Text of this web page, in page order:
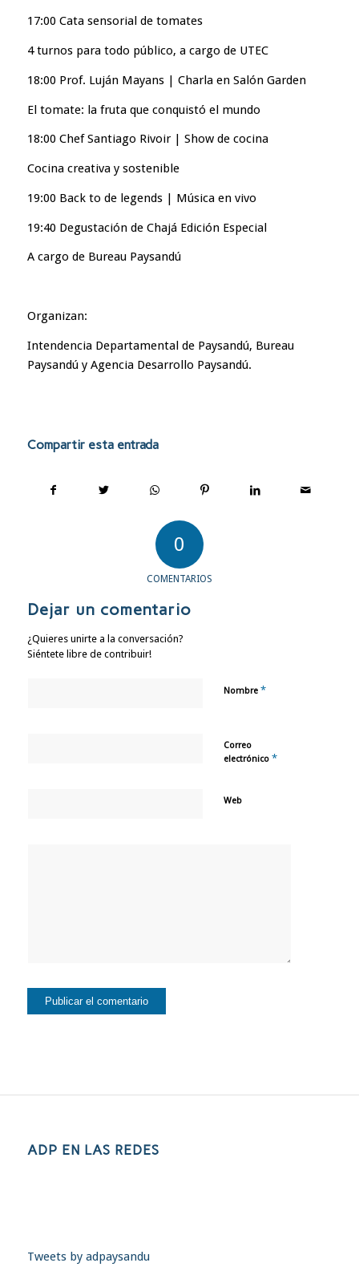
17:00 Cata sensorial de tomates
4 turnos para todo público, a cargo de UTEC
18:00 Prof. Luján Mayans | Charla en Salón Garden
El tomate: la fruta que conquistó el mundo
18:00 Chef Santiago Rivoir | Show de cocina
Cocina creativa y sostenible
19:00 Back to de legends | Música en vivo
19:40 Degustación de Chajá Edición Especial
A cargo de Bureau Paysandú
Organizan:
Intendencia Departamental de Paysandú, Bureau
Paysandú y Agencia Desarrollo Paysandú.
Compartir esta entrada
0
COMENTARIOS
Dejar un comentario
¿Quieres unirte a la conversación?
Siéntete libre de contribuir!
Nombre *
Correo
electrónico *
Web
ADP EN LAS REDES
Tweets by adpaysandu